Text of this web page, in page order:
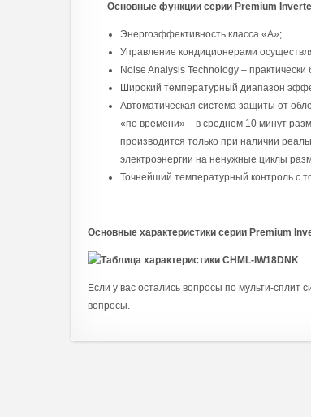
Основные функции cерии Premium
Энергоэффективность класса «А»;
Управление кондиционерами
Noise Analysis Technology –
Широкий температурный диапазон
Автоматическая система защиты от
«по времени» – в среднем 10 минут
производится только при наличии
электроэнергии на ненужные циклы
Точнейший температурный контроль с
Основные характеристики cерии Premium
Если у вас остались вопросы по мульти-
вопросы.